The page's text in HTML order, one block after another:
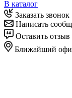
В каталог
Заказать звонок
Написать
Оставить отзыв
Ближайший